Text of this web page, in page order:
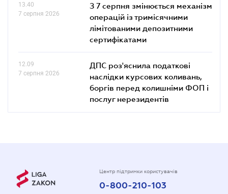
13.40
7 серпня 2026
З 7 серпня змінюється механізм
операцій із тримісячними
лімітованими депозитними
сертифікатами
12.09
7 серпня 2026
ДПС роз'яснила податкові
наслідки курсових коливань,
боргів перед колишніми ФОП і
послуг нерезидентів
Центр підтримки користувачів
0-800-210-103